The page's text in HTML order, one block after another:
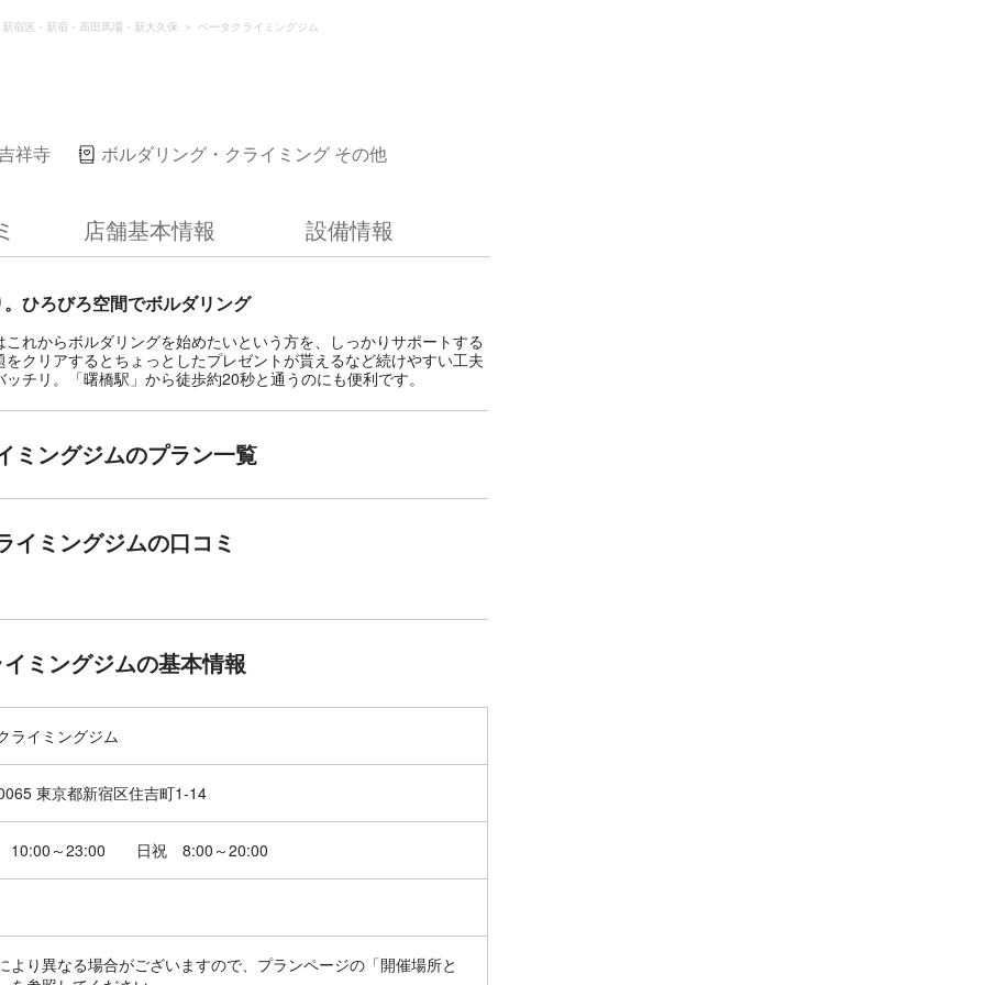
新宿区・新宿・高田馬場・新大久保 ベータクライミングジム
祥寺 ボルダリング・クライミング その他
店舗基本情報 設備情報
ひろびろ空間でボルダリング
れからボルダリングを始めたいという方を、しっかりサポートする
クリアするとちょっとしたプレゼントが貰えるなど続けやすい工夫
チリ。「曙橋駅」から徒歩約20秒と通うのにも便利です。
ミングジムのプラン一覧
イミングジムの口コミ
ミングジムの基本情報
ライミングジム
東京都新宿区住吉町1-14
10:00～23:00 日祝 8:00～20:00
より異なる場合がございますので、プランページの「開催場所と